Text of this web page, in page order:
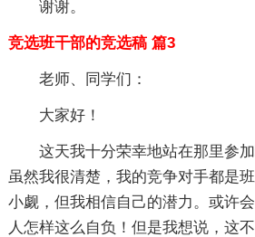
谢谢。
竞选班干部的竞选稿 篇3
老师、同学们：
大家好！
这天我十分荣幸地站在那里参
虽然我很清楚，我的竞争对手都是
小觑，但我相信自己的潜力。或许
人怎样这么自负！但是我想说，这